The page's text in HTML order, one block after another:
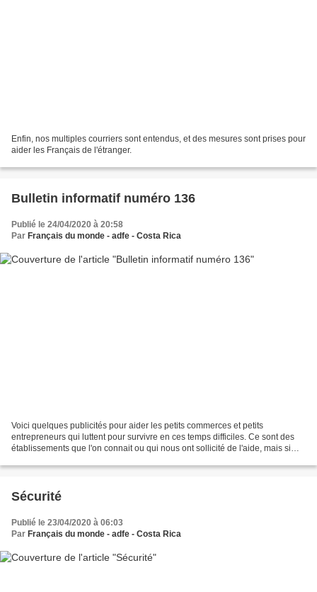
Enfin, nos multiples courriers sont entendus, et des mesures sont prises pour
aider les Français de l'étranger.
Bulletin informatif numéro 136
Publié le 24/04/2020 à 20:58
Par Français du monde - adfe - Costa Rica
Voici quelques publicités pour aider les petits commerces et petits
entrepreneurs qui luttent pour survivre en ces temps difficiles. Ce sont des
établissements que l'on connait ou qui nous ont sollicité de l'aide, mais si
Sécurité
Publié le 23/04/2020 à 06:03
Par Français du monde - adfe - Costa Rica